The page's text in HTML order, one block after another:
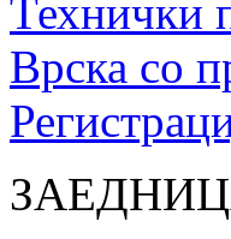
Технички
Врска со